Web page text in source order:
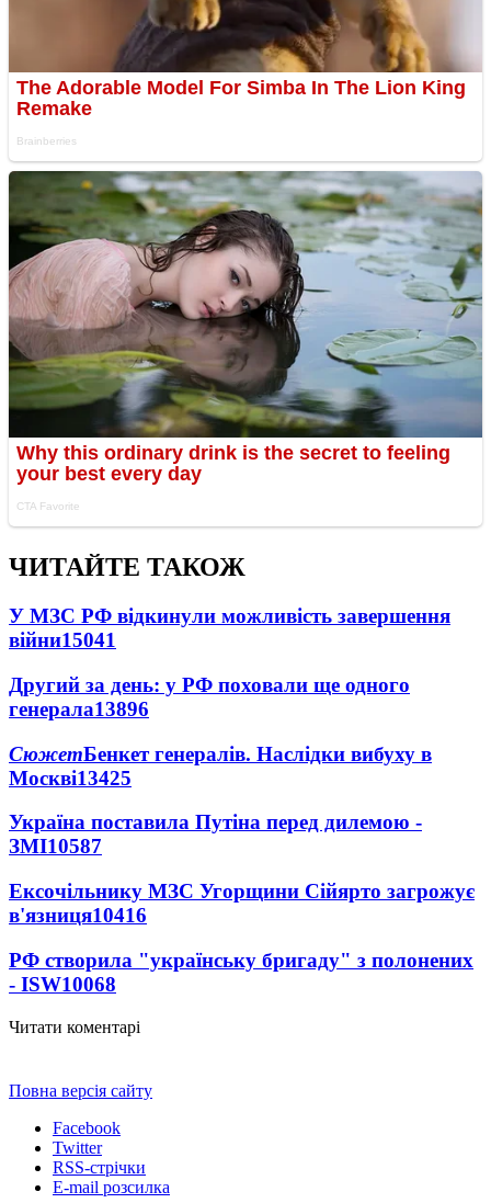
ЧИТАЙТЕ ТАКОЖ
У МЗС РФ відкинули можливість завершення
війни15041
Другий за день: у РФ поховали ще одного
генерала13896
СюжетБенкет генералів. Наслідки вибуху в
Москві13425
Україна поставила Путіна перед дилемою -
ЗМІ10587
Ексочільнику МЗС Угорщини Сійярто загрожує
в'язниця10416
РФ створила "українську бригаду" з полонених
- ISW10068
Читати коментарі
Повна версія сайту
Facebook
Twitter
RSS-стрічки
E-mail розсилка